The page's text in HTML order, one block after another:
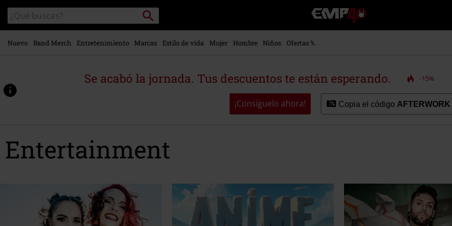
contenido
principal
Buscar
en
el
catálogo
Buscar
EMP
-
Música,
Merch
Ropa
Alternativa
Nuevo Band Merch Entretenimiento Marcas Estilo de vida Mujer Hombre Niños Ofertas %
Se acabó la jornada. Tus descuentos te están esperando. -15%
¡Consíguelo ahora! Copia el código AFTERWORK
Entertainment